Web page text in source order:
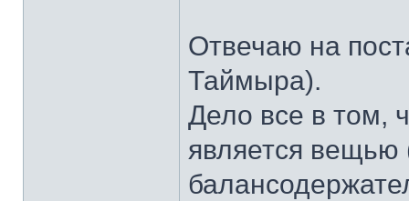
Отвечаю на
Таймыра).
Дело все в том,
является вещью